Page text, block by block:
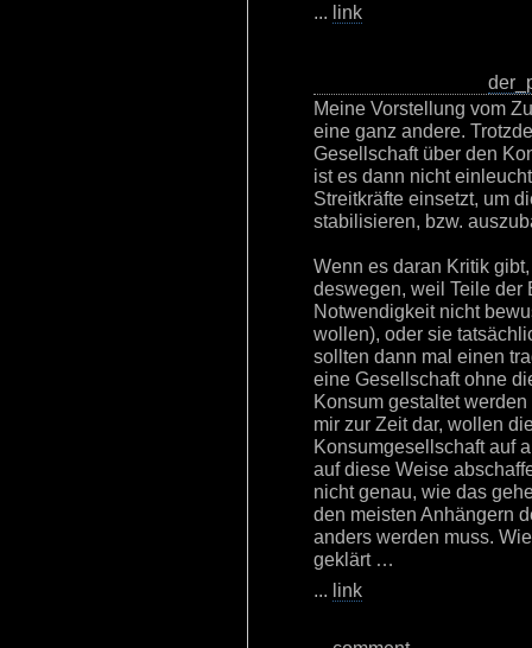
... link
Meine Vorstellung vom
eine ganz andere.
Gesellschaft über den
ist es dann nicht
Streitkräfte einsetzt, um
stabilisieren, bzw.
Wenn es daran Kritik
deswegen, weil Teile der
Notwendigkeit nicht
wollen), oder sie
sollten dann mal einen
eine Gesellschaft ohne
Konsum gestaltet
mir zur Zeit dar, wollen
Konsumgesellschaft auf
auf diese Weise
nicht genau, wie das
den meisten Anhängern
anders werden muss.
geklärt …
... link